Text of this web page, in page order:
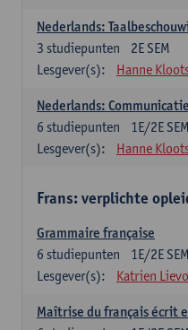
Nederlands:
2E SEM
3 studiepunten
Lesgever(s):
Hanne
Nederlands:
1E/2E SEM
6 studiepunten
Lesgever(s):
Hanne
Frans: verplichte
Grammaire française
1E/2E SEM
6 studiepunten
Lesgever(s):
Katrien
Maîtrise du français écrit